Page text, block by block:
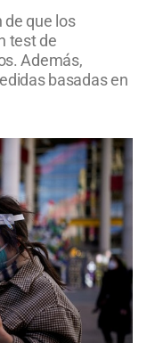
de que los
test de
Además,
basadas en